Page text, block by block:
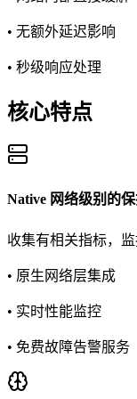
• 无额外延迟影响
• 秒级响应处理
核心特点
Native 网络级别的
收集有相关指标，
• 原生网络层集成
• 实时性能监控
• 免费故障告警服务